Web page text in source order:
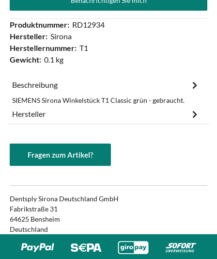
Produktnummer: RD12934
Hersteller: Sirona
Herstellernummer: T1
Gewicht: 0.1 kg
Beschreibung
SIEMENS Sirona Winkelstück T1 Classic grün - gebraucht.
Hersteller
Fragen zum Artikel?
Dentsply Sirona Deutschland GmbH
Fabrikstraße 31
64625 Bensheim
Deutschland